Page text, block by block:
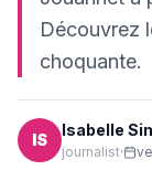
Découvrez
choquante.
IS
Isabelle
journalist·